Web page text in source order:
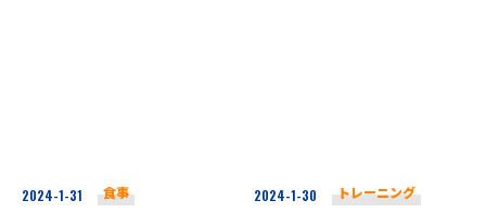
2024-1-31 食事 2024-1-30 トレーニング